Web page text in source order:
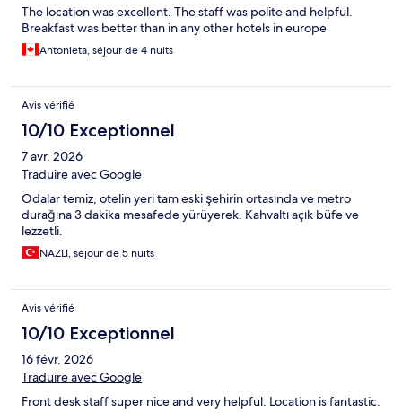
The location was excellent. The staff was polite and helpful.
Breakfast was better than in any other hotels in europe
Antonieta, séjour de 4 nuits
Avis vérifié
10/10 Exceptionnel
7 avr. 2026
Traduire avec Google
Odalar temiz, otelin yeri tam eski şehirin ortasında ve metro
durağına 3 dakika mesafede yürüyerek. Kahvaltı açık büfe ve
lezzetli.
NAZLI, séjour de 5 nuits
Avis vérifié
10/10 Exceptionnel
16 févr. 2026
Traduire avec Google
Front desk staff super nice and very helpful. Location is fantastic.